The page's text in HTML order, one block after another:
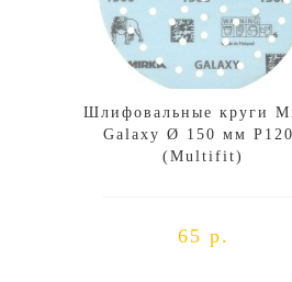
Шлифовальные круги
Galaxy Ø 150 мм
(Multifit)
65 р.